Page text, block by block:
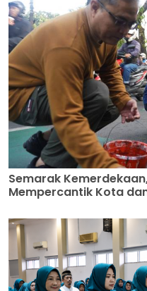
Semarak
Mempercantik Kota